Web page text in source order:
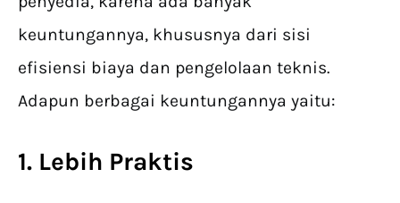
keuntungannya, khususnya dari sisi
efisiensi biaya dan pengelolaan teknis.
Adapun berbagai keuntungannya yaitu:
1. Lebih Praktis